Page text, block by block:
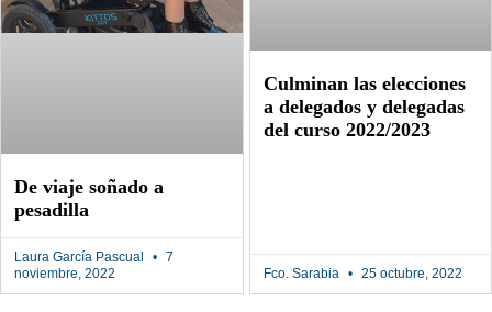
De viaje soñado a
pesadilla
Laura García Pascual
7
noviembre, 2022
Culminan las elecciones
a delegados y delegadas
del curso 2022/2023
Fco. Sarabia 25 octubre, 2022